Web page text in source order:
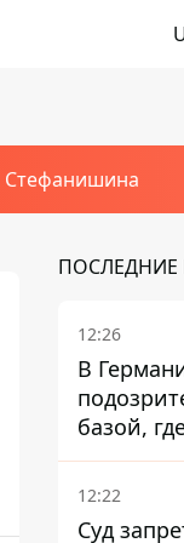
Стефанишина
12:26
В
базой,
Patriot -
12:22
Суд